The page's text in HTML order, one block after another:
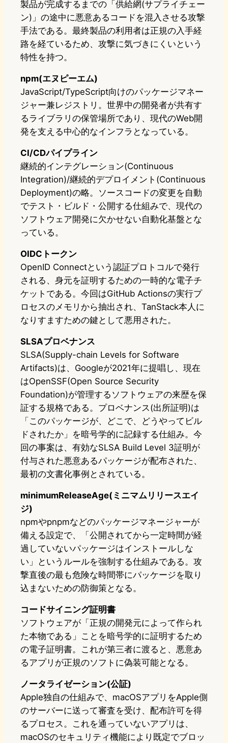
製品が完成するまでの「供給網(サプライチェー
ン)」の途中に悪意あるコードを混入させる攻撃
手法である。最終製品の利用者は正規の入手経
路を経ているため、攻撃に気づきにくいという
特性を持つ。
npm(エヌピーエム)
JavaScript/TypeScript向けのパッケージマネー
ジャー兼レジストリ。世界中の開発者が共有す
るライブラリの保管場所であり、現代のWeb開
発を支える中心的なインフラとなっている。
CI/CDパイプライン
継続的インテグレーション(Continuous
Integration)/継続的デプロイメント(Continuous
Deployment)の略。ソースコードの変更を自動
でテスト・ビルド・公開する仕組みで、現代の
ソフトウェア開発に欠かせない自動化基盤とな
っている。
OIDCトークン
OpenID Connectという認証プロトコルで発行
される、身元を証明するための一時的な電子チ
ケットである。今回はGitHub Actionsの実行プ
ロセスのメモリから抽出され、TanStack本人に
なりすますための鍵として悪用された。
SLSAプロベナンス
SLSA(Supply-chain Levels for Software
Artifacts)は、Googleが2021年に提唱し、現在
はOpenSSF(Open Source Security
Foundation)が管理するソフトウェアの来歴を保
証する規格である。プロベナンス(出所証明)は
「このパッケージが、どこで、どうやってビル
ドされたか」を暗号学的に記録する仕組み。今
回の事案は、有効なSLSA Build Level 3証明が
付与された悪意あるパッケージが配布された、
最初の文書化事例とされている。
minimumReleaseAge(ミニマムリリースエイ
ジ)
npmやpnpmなどのパッケージマネージャーが
備える設定で、「公開されてから一定時間が経
過していないパッケージはインストールしな
い」というルールを強制する仕組みである。攻
撃直後の最も危険な時間帯にパッケージを取り
込まないための防御策となる。
コードサイニング証明書
ソフトウェアが「正規の開発元によって作られ
た本物である」ことを暗号学的に証明するため
の電子証明書。これが第三者に渡ると、悪意あ
るアプリが正規のソフトに偽装可能となる。
ノータライゼーション(公証)
Apple独自の仕組みで、macOSアプリをApple側
のサーバーに送って審査を受け、配布許可を得
るプロセス。これを通っていないアプリは、
macOSのセキュリティ機能により既定でブロッ